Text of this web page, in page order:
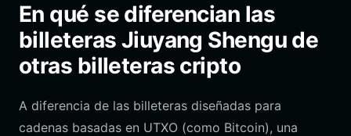
En qué se diferencian las
billeteras Jiuyang Shengu de
otras billeteras cripto
A diferencia de las billeteras diseñadas para
cadenas basadas en UTXO (como Bitcoin), una